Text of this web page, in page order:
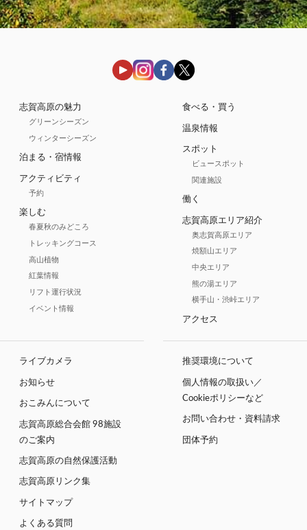
志賀高原の魅力
グリーンシーズン
ウィンターシーズン
泊まる・宿情報
アクティビティ
予約
楽しむ
春夏秋のみどころ
トレッキングコース
高山植物
紅葉情報
リフト運行状況
イベント情報
食べる・買う
温泉情報
スポット
ビュースポット
関連施設
働く
志賀高原エリア紹介
奥志賀高原エリア
焼額山エリア
中央エリア
熊の湯エリア
横手山・渋峠エリア
アクセス
ライブカメラ
お知らせ
おこみんについて
志賀高原総合会館 98施設
のご案内
志賀高原の自然保護活動
志賀高原リンク集
サイトマップ
よくある質問
推奨環境について
個人情報の取扱い／
Cookieポリシーなど
お問い合わせ・資料請求
団体予約